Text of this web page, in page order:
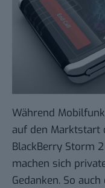
Während
auf den Marktstart
BlackBerry Storm 2
machen sich
Gedanken. So